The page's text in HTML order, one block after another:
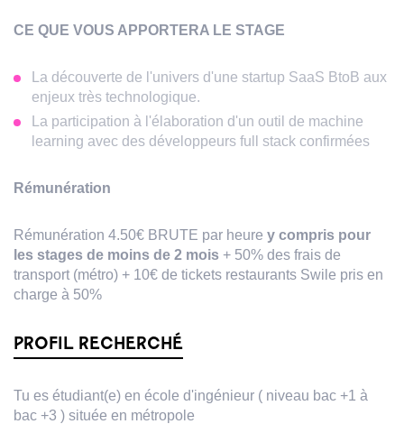
CE QUE VOUS APPORTERA LE STAGE
La découverte de l'univers d'une startup SaaS BtoB aux
enjeux très technologique.
La participation à l'élaboration d'un outil de machine
learning avec des développeurs full stack confirmées
Rémunération
Rémunération 4.50€ BRUTE par heure y compris pour
les stages de moins de 2 mois + 50% des frais de
transport (métro) + 10€ de tickets restaurants Swile pris en
charge à 50%
PROFIL RECHERCHÉ
Tu es étudiant(e) en école d'ingénieur ( niveau bac +1 à
bac +3 ) située en métropole